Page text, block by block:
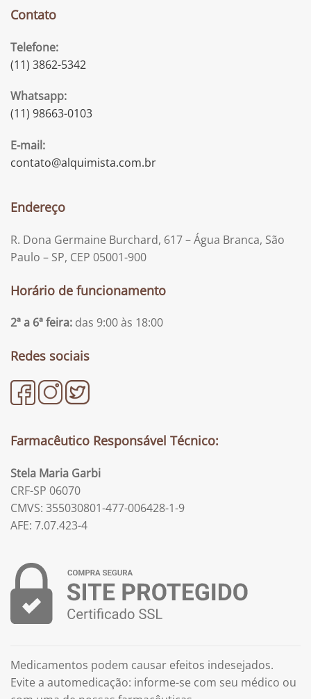
Contato
Telefone:
(11) 3862-5342
Whatsapp:
(11) 98663-0103
E-mail:
contato@alquimista.com.br
Endereço
R. Dona Germaine Burchard, 617 – Água Branca, São
Paulo – SP, CEP 05001-900
Horário de funcionamento
2ª a 6ª feira: das 9:00 às 18:00
Redes sociais
Farmacêutico Responsável Técnico:
Stela Maria Garbi
CRF-SP 06070
CMVS: 355030801-477-006428-1-9
AFE: 7.07.423-4
Medicamentos podem causar efeitos indesejados.
Evite a automedicação: informe-se com seu médico ou